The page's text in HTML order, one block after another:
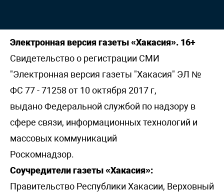
Электронная версия газеты «Хакасия». 16+
Свидетельство о регистрации СМИ
"Электронная версия газеты "Хакасия" ЭЛ №
ФС 77 - 71258 от 10 октября 2017 г,
выдано Федеральной службой по надзору в
сфере связи, информационных технологий и
массовых коммуникаций
Роскомнадзор.
Соучредители газеты «Хакасия»:
Правительство Республики Хакасии, Верховный